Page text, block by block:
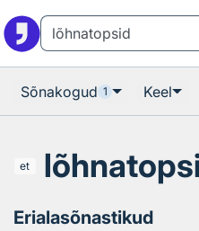
Sõnakogud 1 Keel
et
Erialasõnastikud